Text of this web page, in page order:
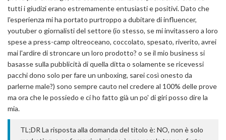
tutti i giudizi erano estremamente entusiasti e positivi. Dato che
l'esperienza mi ha portato purtroppo a dubitare di influencer,
youtuber o giornalisti del settore (io stesso, se mi invitassero a loro
spese a press-camp oltreoceano, coccolato, spesato, riverito, avrei
mai l'ardire di stroncare un loro prodotto? o se il mio business si
basasse sulla pubblicità di quella ditta o solamente se ricevessi
pacchi dono solo per fare un unboxing, sarei così onesto da
parlerne male?) sono sempre cauto nel credere al 100% delle prove
ma ora che le possiedo e ci ho fatto già un po' di giri posso dire la
mia.
TL;DR La risposta alla domanda del titolo è: NO, non è solo